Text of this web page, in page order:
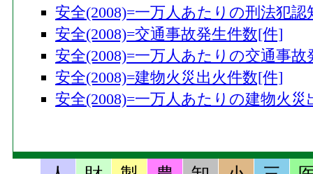
安全(2008)=一万人あたりの刑法犯認
安全(2008)=交通事故発生件数[件]
安全(2008)=一万人あたりの交通事故
安全(2008)=建物火災出火件数[件]
安全(2008)=一万人あたりの建物火災